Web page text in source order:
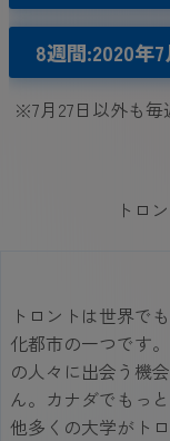
8週間:2020年
※7月27日以外も毎
トロ
トロントは世界で
化都市の一つです
の人々に出会う機
ん。カナダでもっ
他多くの大学がト